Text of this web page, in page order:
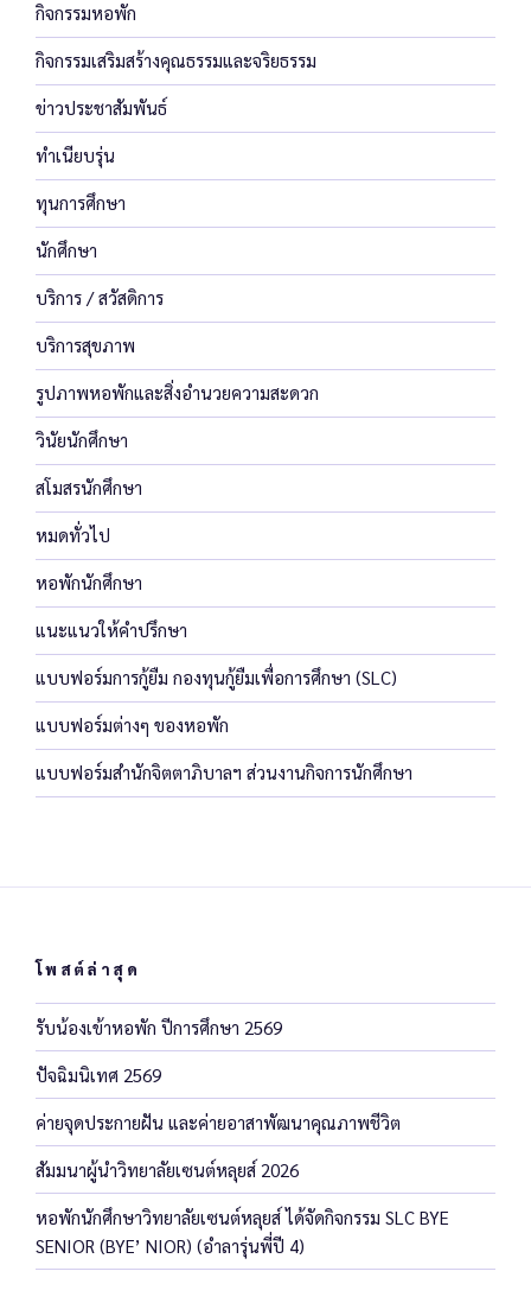
กิจกรรมหอพัก
กิจกรรมเสริมสร้างคุณธรรมและจริยธรรม
ข่าวประชาสัมพันธ์
ทำเนียบรุ่น
ทุนการศึกษา
นักศึกษา
บริการ / สวัสดิการ
บริการสุขภาพ
รูปภาพหอพักและสิ่งอำนวยความสะดวก
วินัยนักศึกษา
สโมสรนักศึกษา
หมดทั่วไป
หอพักนักศึกษา
แนะแนวให้คำปรึกษา
แบบฟอร์มการกู้ยืม กองทุนกู้ยืมเพื่อการศึกษา (SLC)
แบบฟอร์มต่างๆ ของหอพัก
แบบฟอร์มสำนักจิตตาภิบาลฯ ส่วนงานกิจการนักศึกษา
โพสต์ล่าสุด
รับน้องเข้าหอพัก ปีการศึกษา 2569
ปัจฉิมนิเทศ 2569
ค่ายจุดประกายฝัน และค่ายอาสาพัฒนาคุณภาพชีวิต
สัมมนาผู้นำวิทยาลัยเซนต์หลุยส์ 2026
หอพักนักศึกษาวิทยาลัยเซนต์หลุยส์ ได้จัดกิจกรรม SLC BYE
SENIOR (BYE’ NIOR) (อำลารุ่นพี่ปี 4)